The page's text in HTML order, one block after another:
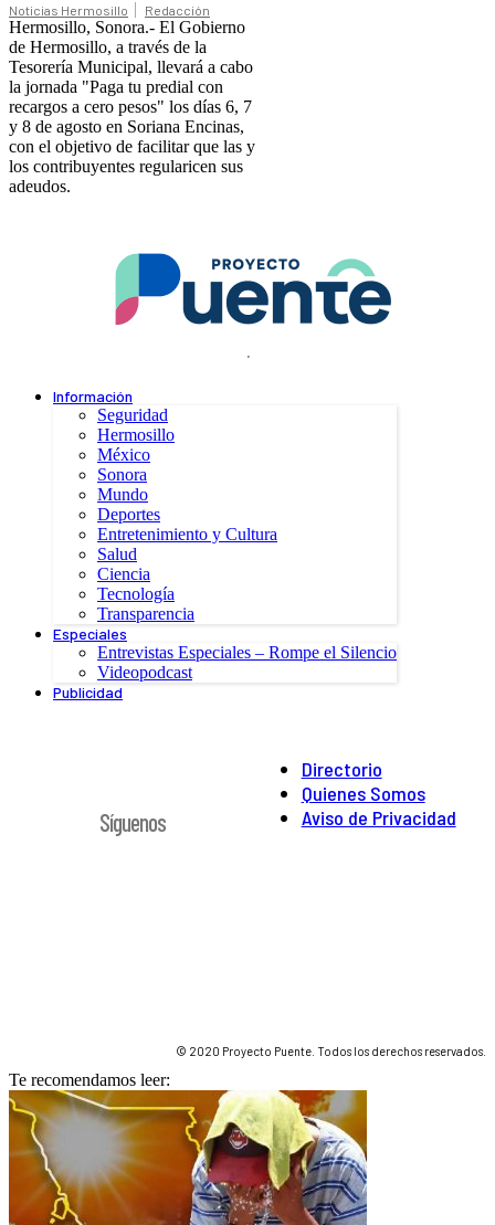
Noticias Hermosillo Redacción
Hermosillo, Sonora.- El Gobierno
de Hermosillo, a través de la
Tesorería Municipal, llevará a cabo
la jornada "Paga tu predial con
recargos a cero pesos" los días 6, 7
y 8 de agosto en Soriana Encinas,
con el objetivo de facilitar que las y
los contribuyentes regularicen sus
adeudos.
.
Información
Seguridad
Hermosillo
México
Sonora
Mundo
Deportes
Entretenimiento y Cultura
Salud
Ciencia
Tecnología
Transparencia
Especiales
Entrevistas Especiales – Rompe el Silencio
Videopodcast
Publicidad
Directorio
Quienes Somos
Aviso de Privacidad
Síguenos
© 2020 Proyecto Puente. Todos los derechos reservados.
Te recomendamos leer: